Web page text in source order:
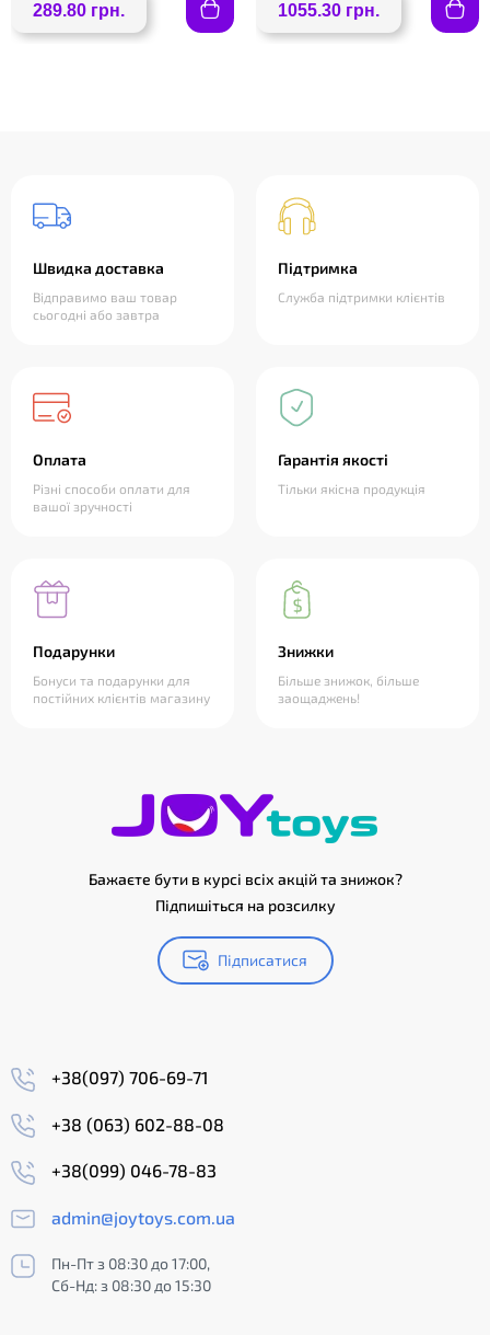
289.80 грн. 1055.30 грн.
Швидка доставка
Відправимо ваш товар
сьогодні або завтра
Підтримка
Служба підтримки клієнтів
Оплата
Різні способи оплати для
вашої зручності
Гарантія якості
Тільки якісна продукція
Подарунки
Бонуси та подарунки для
постійних клієнтів магазину
Знижки
Більше знижок, більше
заощаджень!
Бажаєте бути в курсі всіх акцій та знижок?
Підпишіться на розсилку
Підписатися
+38(097) 706-69-71
+38 (063) 602-88-08
+38(099) 046-78-83
admin@joytoys.com.ua
Пн-Пт з 08:30 до 17:00,
Сб-Нд: з 08:30 до 15:30